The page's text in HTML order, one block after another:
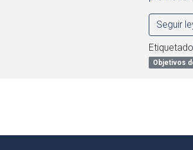
Seguir
Etiquetado
Objetivos